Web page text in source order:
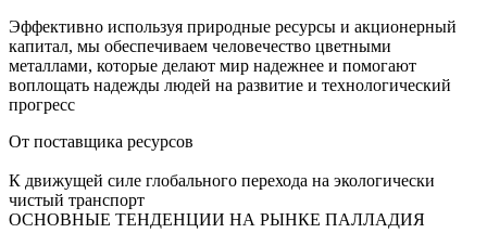
Эффективно используя природные ресурсы и акционерный
капитал, мы обеспечиваем человечество цветными
металлами, которые делают мир надежнее и помогают
воплощать надежды людей на развитие и технологический
прогресс
От поставщика ресурсов
К движущей силе глобального перехода на экологически
чистый транспорт
ОСНОВНЫЕ ТЕНДЕНЦИИ НА РЫНКЕ ПАЛЛАДИЯ